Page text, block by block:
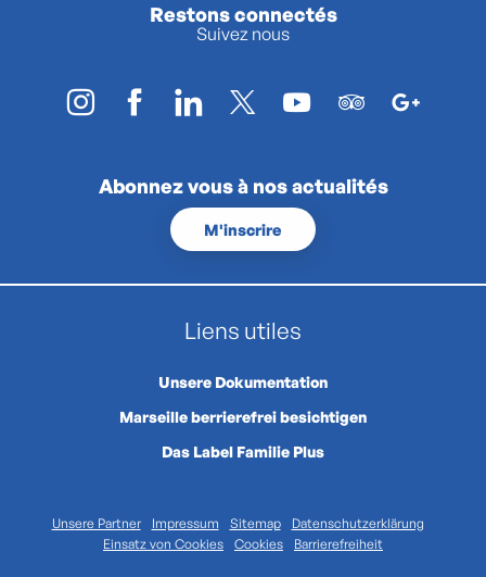
Restons connectés
Suivez nous
Abonnez vous à nos actualités
M'inscrire
Liens utiles
Unsere Dokumentation
Marseille berrierefrei besichtigen
Das Label Familie Plus
Unsere Partner Impressum Sitemap
Datenschutzerklärung
Einsatz von Cookies
Cookies Barrierefreiheit